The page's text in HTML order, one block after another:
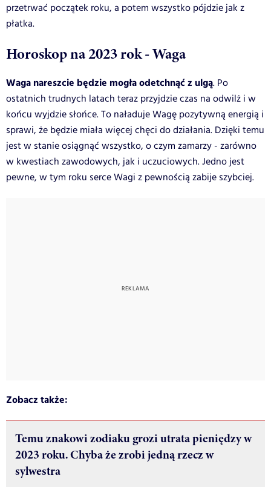
przetrwać początek roku, a potem wszystko pójdzie jak z
płatka.
Horoskop na 2023 rok - Waga
Waga nareszcie będzie mogła odetchnąć z ulgą. Po
ostatnich trudnych latach teraz przyjdzie czas na odwilż i w
końcu wyjdzie słońce. To naładuje Wagę pozytywną energią i
sprawi, że będzie miała więcej chęci do działania. Dzięki temu
jest w stanie osiągnąć wszystko, o czym zamarzy - zarówno
w kwestiach zawodowych, jak i uczuciowych. Jedno jest
pewne, w tym roku serce Wagi z pewnością zabije szybciej.
Zobacz także:
Temu znakowi zodiaku grozi utrata pieniędzy w
2023 roku. Chyba że zrobi jedną rzecz w
sylwestra